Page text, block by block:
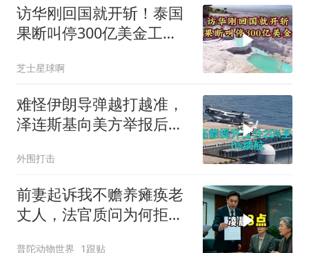
访华刚回国就开斩！泰国
果断叫停300亿美金工
芝士星球啊
难怪伊朗导弹越打越准，
泽连斯基向美方举报后，
外围打击
前妻起诉我不赡养瘫痪老
丈人，法官质问为何拒不
普陀动物世界 1跟贴